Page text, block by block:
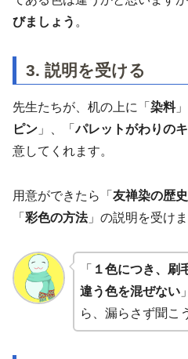
びましょう 。
3. 説明を受ける
先生たちが、机の上に「 染料
ピン 」、「パレットがわりの
意してくれます。
用意ができたら「 友禅染の歴史
「 彩色の方法」の説明を受けま
「 １色につき、刷
違う色を混ぜない
ら、漏らさず聞こ